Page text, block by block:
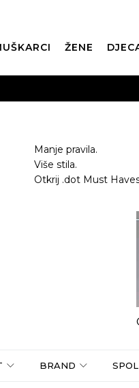
ŽENE
PLAĆANJE
Manje pravila.
Više stila.
Otkrij .dot Must
BRAND SPOL